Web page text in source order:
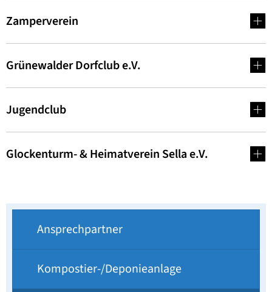
Zamperverein
Grünewalder Dorfclub e.V.
Jugendclub
Glockenturm- & Heimatverein Sella e.V.
Ansprechpartner
Kompostier-/Deponieanlage